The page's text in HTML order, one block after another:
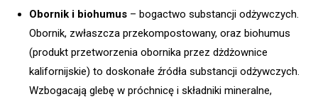
Obornik i biohumus – bogactwo substancji odżywczych.
Obornik, zwłaszcza przekompostowany, oraz biohumus
(produkt przetworzenia obornika przez dżdżownice
kalifornijskie) to doskonałe źródła substancji odżywczych.
Wzbogacają glebę w próchnicę i składniki mineralne,